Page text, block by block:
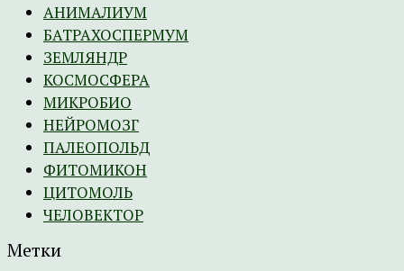
АНИМАЛИУМ
БАТРАХОСПЕРМУМ
ЗЕМЛЯНДР
КОСМОСФЕРА
МИКРОБИО
НЕЙРОМОЗГ
ПАЛЕОПОЛЬД
ФИТОМИКОН
ЦИТОМОЛЬ
ЧЕЛОВЕКТОР
Метки